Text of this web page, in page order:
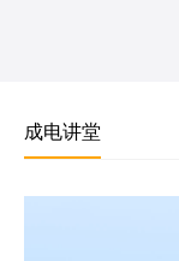
成电讲堂